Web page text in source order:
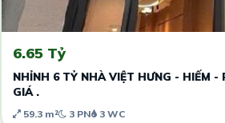
6.65 Tỷ
NHỈNH 6 TỶ NHÀ VIỆT HƯNG - HIẾM -
GIÁ .
59.3 m² 3 PN 3 WC